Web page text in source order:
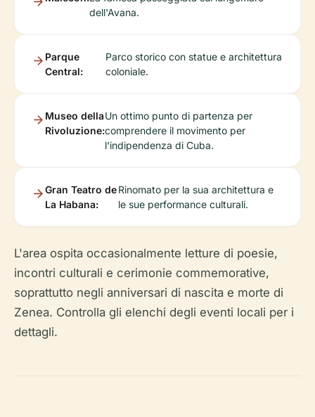
dell'Avana.
Parque
Central:
Parco storico con statue e architettura
coloniale.
Museo della
Rivoluzione:
Un ottimo punto di partenza per
comprendere il movimento per
l'indipendenza di Cuba.
Gran Teatro de
La Habana:
Rinomato per la sua architettura e
le sue performance culturali.
L'area ospita occasionalmente letture di poesie,
incontri culturali e cerimonie commemorative,
soprattutto negli anniversari di nascita e morte di
Zenea. Controlla gli elenchi degli eventi locali per i
dettagli.